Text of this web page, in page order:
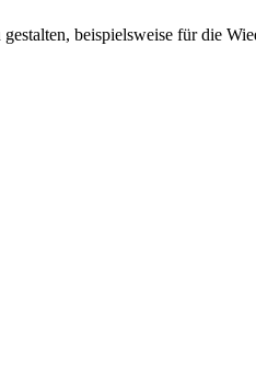
beispielsweise für die